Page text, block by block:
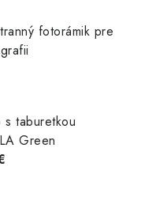
fotorámik pre
s taburetkou
Green